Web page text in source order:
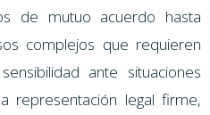
de mutuo acuerdo hasta
complejos que requieren
ante situaciones
representación legal firme,